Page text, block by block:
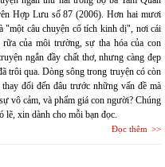
Hợp Lưu số 87 (2006). Hơn hai mươi
"một câu chuyện cổ tích kinh dị", nơi cái
của môi trường, sự tha hóa của con
ngắn đầy chất thơ, nhưng càng đẹp
trôi qua. Dòng sông trong truyện có còn
đổi đến đâu trước những vấn đề mà
vô cảm, và phẩm giá con người? Chúng
lẽ, xin dành cho mỗi bạn đọc.
Đọc thêm